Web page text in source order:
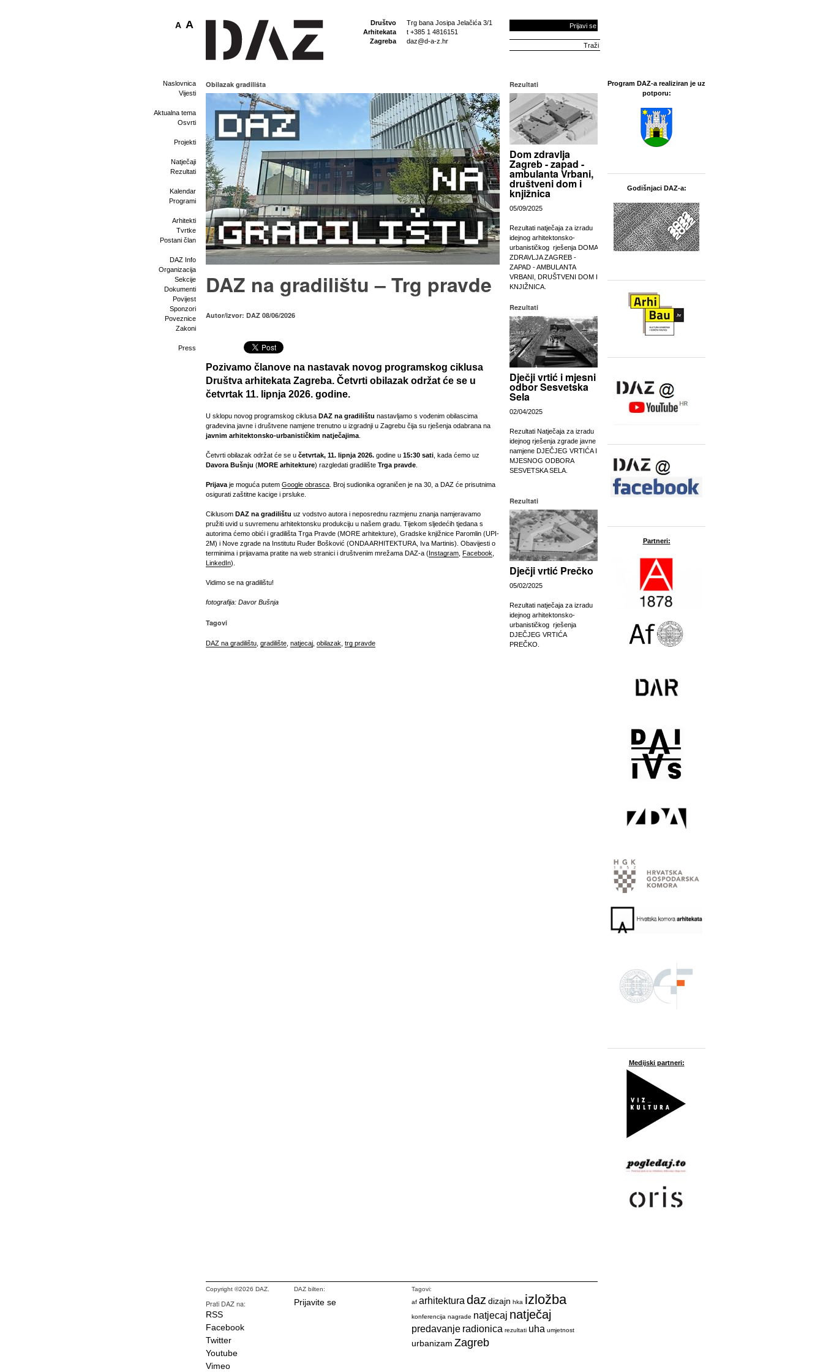
Društvo
Arhitekata
Zagreba
Trg bana Josipa Jelačića 3/1
t +385 1 4816151
daz@d-a-z.hr
Prijavi se
A A
Naslovnica
Vijesti
Aktualna tema
Osvrti
Projekti
Natječaji
Rezultati
Kalendar
Programi
Arhitekti
Tvrtke
Postani član
DAZ Info
Organizacija
Sekcije
Dokumenti
Povijest
Sponzori
Poveznice
Zakoni
Press
Obilazak gradilišta
DAZ na gradilištu – Trg pravde
Autor/izvor: DAZ 08/06/2026
Pozivamo članove na nastavak novog programskog ciklusa
Društva arhitekata Zagreba. Četvrti obilazak održat će se u
četvrtak 11. lipnja 2026. godine.
U sklopu novog programskog ciklusa DAZ na gradilištu nastavljamo s vođenim obilascima
građevina javne i društvene namjene trenutno u izgradnji u Zagrebu čija su rješenja odabrana na
javnim arhitektonsko-urbanističkim natječajima
Četvrti obilazak održat će se u četvrtak, 11. lipnja 2026. godine u 15:30 sati , kada ćemo uz
Davora Bušnju (MORE arhitekture) razgledati gradilište Trga pravde
Prijava je moguća putem Google obrasca . Broj sudionika ograničen je na 30, a DAZ će prisutnima
osigurati zaštitne kacige i prsluke.
Ciklusom DAZ na gradilištu uz vodstvo autora i neposrednu razmjenu znanja namjeravamo
pružiti uvid u suvremenu arhitektonsku produkciju u našem gradu. Tijekom sljedećih tjedana s
autorima ćemo obići i gradilišta Trga Pravde (MORE arhitekture), Gradske knjižnice Paromlin (UPI-
2M) i Nove zgrade na Institutu Ruđer Bošković (ONDA ARHITEKTURA, Iva Martinis). Obavijesti o
terminima i prijavama pratite na web stranici i društvenim mrežama DAZ-a (Instagram Facebook
LinkedIn).
Vidimo se na gradilištu!
fotografija: Davor Bušnja
Tagovi
DAZ na gradilištu gradilište natjecaj obilazak trg pravde
Rezultati
Dom zdravlja
Zagreb - zapad -
ambulanta Vrbani,
društveni dom i
knjižnica
05/09/2025
Rezultati natječaja za izradu
idejnog arhitektonsko-
urbanističkog rješenja DOMA
ZDRAVLJA ZAGREB -
ZAPAD - AMBULANTA
VRBANI, DRUŠTVENI DOM I
KNJIŽNICA.
Rezultati
Dječji vrtić i mjesni
odbor Sesvetska
Sela
02/04/2025
Rezultati Natječaja za izradu
idejnog rješenja zgrade javne
namjene DJEČJEG VRTIĆA I
MJESNOG ODBORA
SESVETSKA SELA.
Rezultati
Dječji vrtić Prečko
05/02/2025
Rezultati natječaja za izradu
idejnog arhitektonsko-
urbanističkog rješenja
DJEČJEG VRTIĆA
PREČKO.
Program DAZ-a realiziran je uz
potporu:
Godišnjaci DAZ-a:
Partneri:
Medijski partneri:
Copyright ©2026 DAZ.
Prati DAZ na:
RSS
Facebook
Twitter
Youtube
Vimeo
DAZ bilten:
Prijavite se
Tagovi:
af arhitektura daz dizajn hka izložba
konferencija nagrade natjecaj natječaj
predavanje radionica rezultati uha umjetnost
urbanizam Zagreb